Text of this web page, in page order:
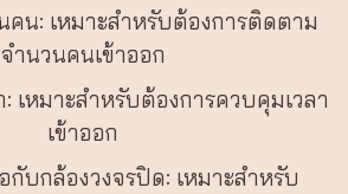
น: เหมาะสำหรับต้องการติดตาม
จำนวนคนเข้าออก
เหมาะสำหรับต้องการควบคุมเวลา
เข้าออก
กับกล้องวงจรปิด: เหมาะสำหรับ